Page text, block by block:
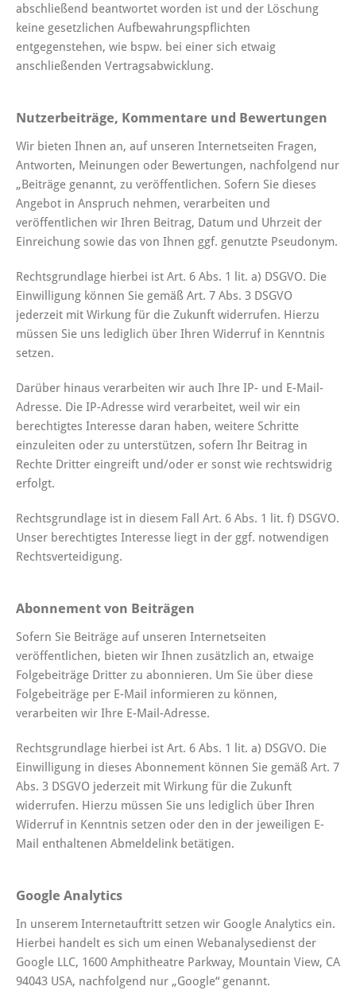
abschließend beantwortet worden ist und der Löschung
keine gesetzlichen Aufbewahrungspflichten
entgegenstehen, wie bspw. bei einer sich etwaig
anschließenden Vertragsabwicklung.
Nutzerbeiträge, Kommentare und Bewertungen
Wir bieten Ihnen an, auf unseren Internetseiten Fragen,
Antworten, Meinungen oder Bewertungen, nachfolgend nur
„Beiträge genannt, zu veröffentlichen. Sofern Sie dieses
Angebot in Anspruch nehmen, verarbeiten und
veröffentlichen wir Ihren Beitrag, Datum und Uhrzeit der
Einreichung sowie das von Ihnen ggf. genutzte Pseudonym.
Rechtsgrundlage hierbei ist Art. 6 Abs. 1 lit. a) DSGVO. Die
Einwilligung können Sie gemäß Art. 7 Abs. 3 DSGVO
jederzeit mit Wirkung für die Zukunft widerrufen. Hierzu
müssen Sie uns lediglich über Ihren Widerruf in Kenntnis
setzen.
Darüber hinaus verarbeiten wir auch Ihre IP- und E-Mail-
Adresse. Die IP-Adresse wird verarbeitet, weil wir ein
berechtigtes Interesse daran haben, weitere Schritte
einzuleiten oder zu unterstützen, sofern Ihr Beitrag in
Rechte Dritter eingreift und/oder er sonst wie rechtswidrig
erfolgt.
Rechtsgrundlage ist in diesem Fall Art. 6 Abs. 1 lit. f) DSGVO.
Unser berechtigtes Interesse liegt in der ggf. notwendigen
Rechtsverteidigung.
Abonnement von Beiträgen
Sofern Sie Beiträge auf unseren Internetseiten
veröffentlichen, bieten wir Ihnen zusätzlich an, etwaige
Folgebeiträge Dritter zu abonnieren. Um Sie über diese
Folgebeiträge per E-Mail informieren zu können,
verarbeiten wir Ihre E-Mail-Adresse.
Rechtsgrundlage hierbei ist Art. 6 Abs. 1 lit. a) DSGVO. Die
Einwilligung in dieses Abonnement können Sie gemäß Art. 7
Abs. 3 DSGVO jederzeit mit Wirkung für die Zukunft
widerrufen. Hierzu müssen Sie uns lediglich über Ihren
Widerruf in Kenntnis setzen oder den in der jeweiligen E-
Mail enthaltenen Abmeldelink betätigen.
Google Analytics
In unserem Internetauftritt setzen wir Google Analytics ein.
Hierbei handelt es sich um einen Webanalysedienst der
Google LLC, 1600 Amphitheatre Parkway, Mountain View, CA
94043 USA, nachfolgend nur „Google“ genannt.